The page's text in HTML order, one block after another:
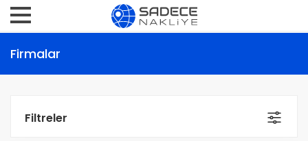
Firmalar
Filtreler